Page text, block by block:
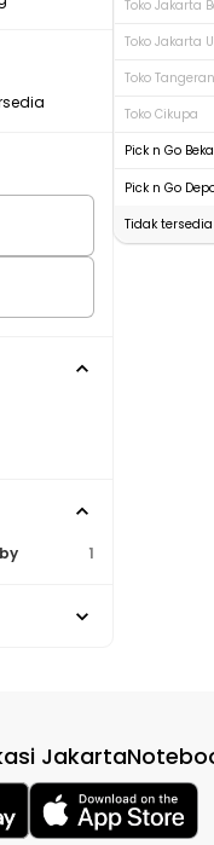
1
Toko Jakarta
Toko Jakarta
Toko
Toko Cikupa
Pick n Go
Pick n Go
Tidak